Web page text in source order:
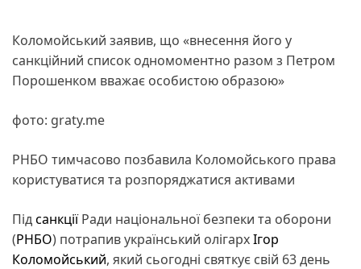
Коломойський заявив, що «внесення його у
санкційний список одномоментно разом з Петром
Порошенком вважає особистою образою»
фото: graty.me
РНБО тимчасово позбавила Коломойського права
користуватися та розпоряджатися активами
ПідсанкціїРади національної безпеки та оборони
(РНБО) потрапив український олігархІгор
Коломойський, який сьогодні святкує свій 63 день